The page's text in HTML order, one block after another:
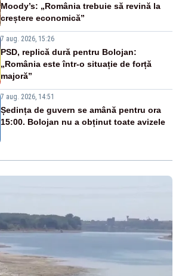
Moody’s: „România trebuie să revină la
creștere economică”
7 aug. 2026, 15:26
PSD, replică dură pentru Bolojan:
„România este într-o situație de forță
majoră”
7 aug. 2026, 14:51
Ședința de guvern se amână pentru ora
15:00. Bolojan nu a obținut toate avizele